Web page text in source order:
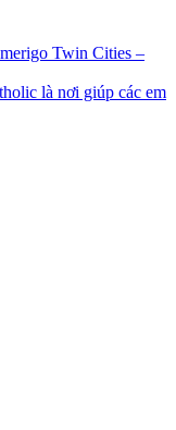
Twin Cities –
là nơi giúp các em